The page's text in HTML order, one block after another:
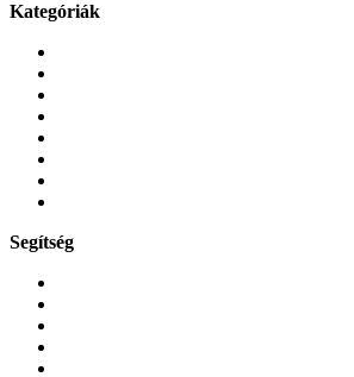
Kategóriák
Segítség